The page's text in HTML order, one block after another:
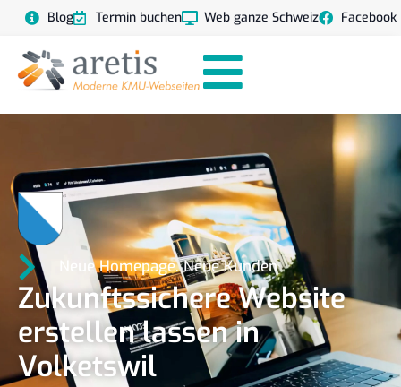
Blog Termin buchen Web ganze Schweiz Facebook
Neue Homepage. Neue Kunden
Zukunftssichere Website
erstellen lassen in
Volketswil